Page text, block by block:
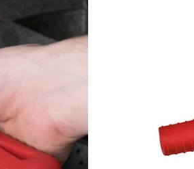
*משתתף במשלוח חינם (*ברכישה
בלבד | *ללא כפל מבצעים והנחות)